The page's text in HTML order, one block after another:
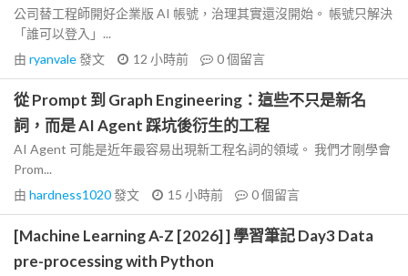
公司替工程師開好企業版 AI 帳號，治理其實還沒開始。 帳號只解決
「誰可以登入」...
由 ryanvale發文 12 小時前 0個留言
從 Prompt 到 Graph Engineering：這些不只是新名
詞，而是 AI Agent 踩坑後衍生的工程
AI Agent 可能是近年最容易出現新工程名詞的領域。 我們才剛學會
Prom...
由 hardness1020發文 15 小時前 0個留言
[Machine Learning A-Z [2026] ] 學習筆記 Day3 Data
pre-processing with Python